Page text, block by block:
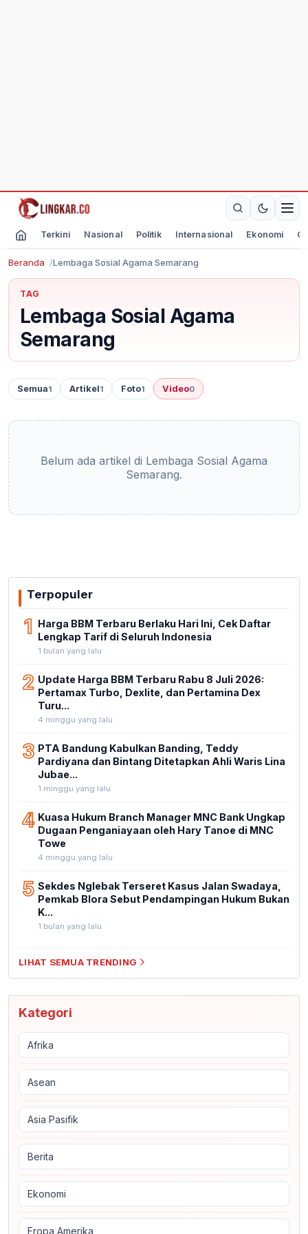
Terkini Nasional Politik Internasional Ekonomi
Beranda Lembaga Sosial Agama Semarang
TAG
Lembaga Sosial Agama
Semarang
Semua1 Artikel1 Foto1 Video0
Belum ada artikel di Lembaga Sosial Agama
Semarang.
Terpopuler
1 Harga BBM Terbaru Berlaku Hari Ini, Cek Daftar
Lengkap Tarif di Seluruh Indonesia
1 bulan yang lalu
2 Update Harga BBM Terbaru Rabu 8 Juli 2026:
Pertamax Turbo, Dexlite, dan Pertamina Dex
Turu...
4 minggu yang lalu
3 PTA Bandung Kabulkan Banding, Teddy
Pardiyana dan Bintang Ditetapkan Ahli Waris Lina
Jubae...
1 minggu yang lalu
4 Kuasa Hukum Branch Manager MNC Bank Ungkap
Dugaan Penganiayaan oleh Hary Tanoe di MNC
Towe
4 minggu yang lalu
5 Sekdes Nglebak Terseret Kasus Jalan Swadaya,
Pemkab Blora Sebut Pendampingan Hukum Bukan
K...
1 bulan yang lalu
LIHAT SEMUA TRENDING
Kategori
Afrika
Asean
Asia Pasifik
Berita
Ekonomi
Eropa Amerika